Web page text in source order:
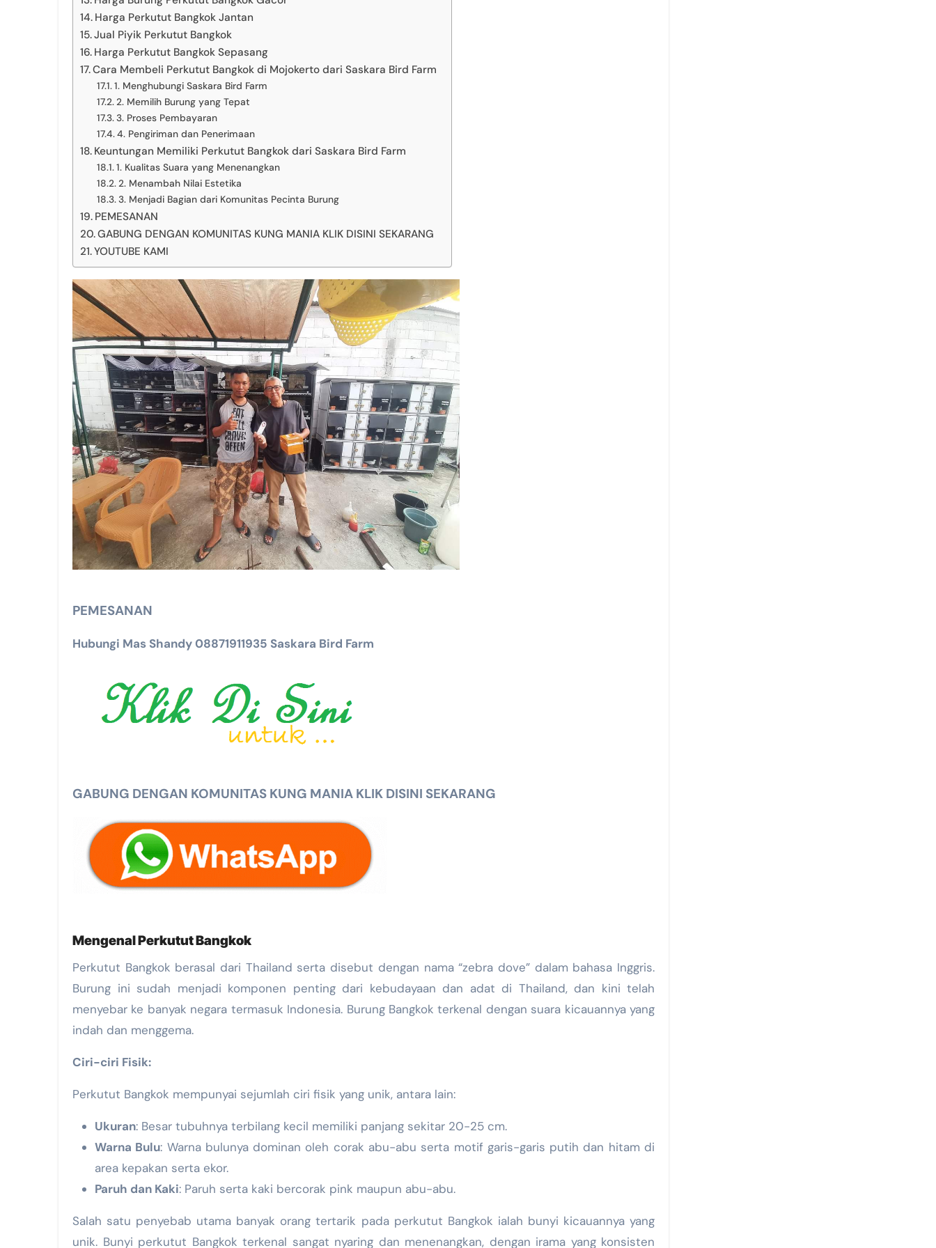
Harga Perkutut Bangkok Jantan
Jual Piyik Perkutut Bangkok
Harga Perkutut Bangkok Sepasang
Cara Membeli Perkutut Bangkok di Mojokerto dari Saskara Bird Farm
1. Menghubungi Saskara Bird Farm
2. Memilih Burung yang Tepat
3. Proses Pembayaran
4. Pengiriman dan Penerimaan
Keuntungan Memiliki Perkutut Bangkok dari Saskara Bird Farm
1. Kualitas Suara yang Menenangkan
2. Menambah Nilai Estetika
3. Menjadi Bagian dari Komunitas Pecinta Burung
PEMESANAN
GABUNG DENGAN KOMUNITAS KUNG MANIA KLIK DISINI SEKARANG
YOUTUBE KAMI
PEMESANAN
Hubungi Mas Shandy 08871911935 Saskara Bird Farm
GABUNG DENGAN KOMUNITAS KUNG MANIA KLIK DISINI SEKARANG
Mengenal Perkutut Bangkok
Perkutut Bangkok berasal dari Thailand serta disebut dengan nama “zebra dove” dalam bahasa Inggris.
Burung ini sudah menjadi komponen penting dari kebudayaan dan adat di Thailand, dan kini telah
menyebar ke banyak negara termasuk Indonesia. Burung Bangkok terkenal dengan suara kicauannya yang
indah dan menggema.
Ciri-ciri Fisik:
Perkutut Bangkok mempunyai sejumlah ciri fisik yang unik, antara lain:
Ukuran: Besar tubuhnya terbilang kecil memiliki panjang sekitar 20-25 cm.
Warna Bulu: Warna bulunya dominan oleh corak abu-abu serta motif garis-garis putih dan hitam di
area kepakan serta ekor.
Paruh dan Kaki: Paruh serta kaki bercorak pink maupun abu-abu.
Salah satu penyebab utama banyak orang tertarik pada perkutut Bangkok ialah bunyi kicauannya yang
unik. Bunyi perkutut Bangkok terkenal sangat nyaring dan menenangkan, dengan irama yang konsisten